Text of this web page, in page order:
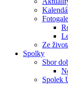
Ze
Spolky
Sbor
Spolek